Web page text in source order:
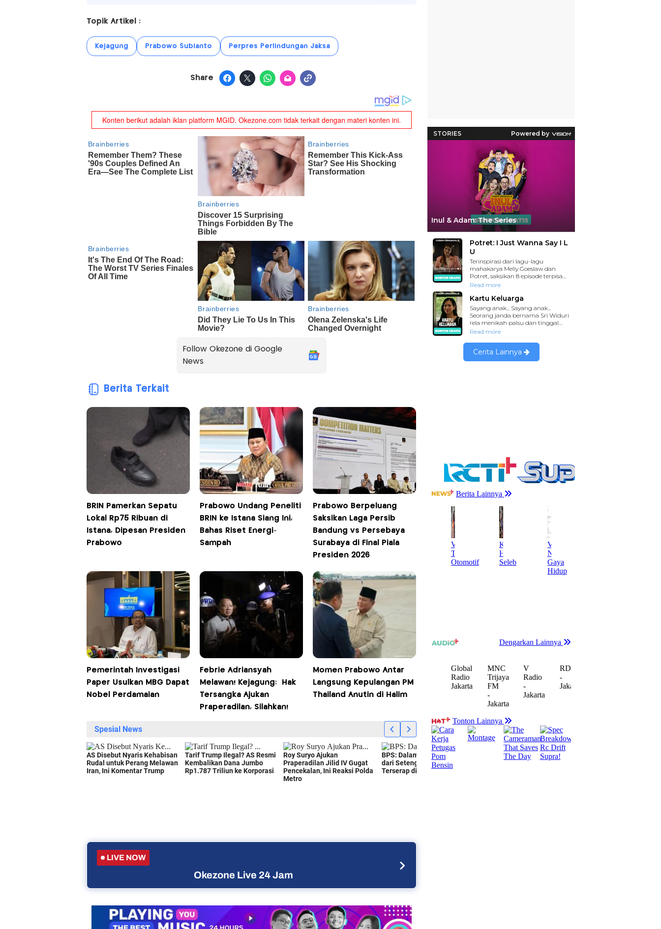
Topik Artikel :
Kejagung Prabowo Subianto Perpres Perlindungan Jaksa
Share
Follow Okezone di Google
News
Berita Terkait
BRIN Pamerkan Sepatu
Lokal Rp75 Ribuan di
Istana, Dipesan Presiden
Prabowo
Prabowo Undang Peneliti
BRIN ke Istana Siang Ini,
Bahas Riset Energi-
Sampah
Prabowo Berpeluang
Saksikan Laga Persib
Bandung vs Persebaya
Surabaya di Final Piala
Presiden 2026
Pemerintah Investigasi
Paper Usulkan MBG Dapat
Nobel Perdamaian
Febrie Adriansyah
Melawan! Kejagung: Hak
Tersangka Ajukan
Praperadilan, Silahkan!
Momen Prabowo Antar
Langsung Kepulangan PM
Thailand Anutin di Halim
LIVE NOW
Okezone Live 24 Jam